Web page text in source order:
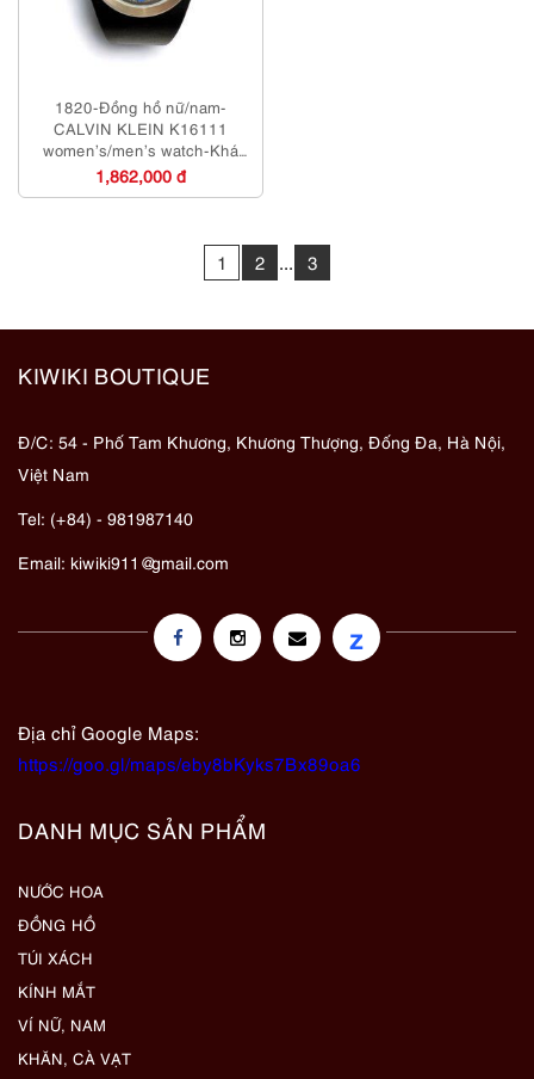
1820-Đồng hồ nữ/nam-
CALVIN KLEIN K16111
women’s/men’s watch-Khá
mới/Chưa sử dụng
1,862,000 đ
1 2 ... 3
KIWIKI BOUTIQUE
Đ/C: 54 - Phố Tam Khương, Khương Thượng, Đống Đa, Hà Nội,
Việt Nam
Tel: (+84) - 981987140
Email: kiwiki911@gmail.com
z
Địa chỉ Google Maps:
https://goo.gl/maps/eby8bKyks7Bx89oa6
DANH MỤC SẢN PHẨM
NƯỚC HOA
ĐỒNG HỒ
TÚI XÁCH
KÍNH MẮT
VÍ NỮ, NAM
KHĂN, CÀ VẠT